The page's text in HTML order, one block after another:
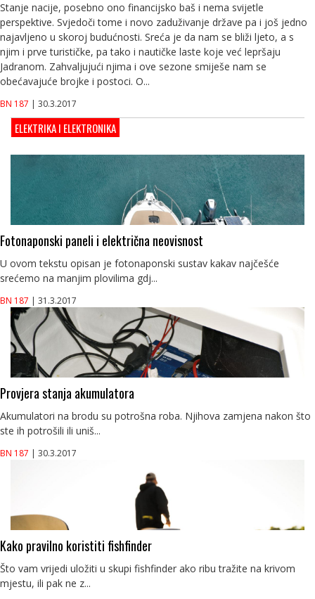
Stanje nacije, posebno ono financijsko baš i nema svijetle
perspektive. Svjedoči tome i novo zaduživanje države pa i još jedno
najavljeno u skoroj budućnosti. Sreća je da nam se bliži ljeto, a s
njim i prve turističke, pa tako i nautičke laste koje već lepršaju
Jadranom. Zahvaljujući njima i ove sezone smiješe nam se
obećavajuće brojke i postoci. O...
BN 187 | 30.3.2017
ELEKTRIKA I ELEKTRONIKA
Fotonaponski paneli i električna neovisnost
U ovom tekstu opisan je fotonaponski sustav kakav najčešće
srećemo na manjim plovilima gdj...
BN 187 | 31.3.2017
Provjera stanja akumulatora
Akumulatori na brodu su potrošna roba. Njihova zamjena nakon što
ste ih potrošili ili uniš...
BN 187 | 30.3.2017
Kako pravilno koristiti fishfinder
Što vam vrijedi uložiti u skupi fishfinder ako ribu tražite na krivom
mjestu, ili pak ne z...